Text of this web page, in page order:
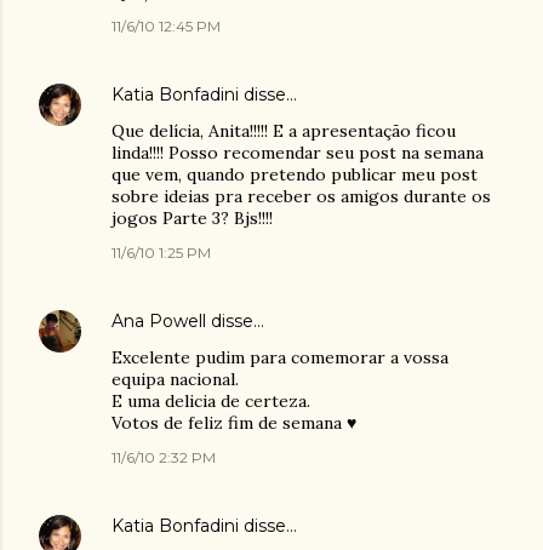
11/6/10 12:45 PM
Katia Bonfadini disse…
Que delícia, Anita!!!!! E a apresentação ficou
linda!!!! Posso recomendar seu post na semana
que vem, quando pretendo publicar meu post
sobre ideias pra receber os amigos durante os
jogos Parte 3? Bjs!!!!
11/6/10 1:25 PM
Ana Powell disse…
Excelente pudim para comemorar a vossa
equipa nacional.
E uma delicia de certeza.
Votos de feliz fim de semana ♥
11/6/10 2:32 PM
Katia Bonfadini disse…